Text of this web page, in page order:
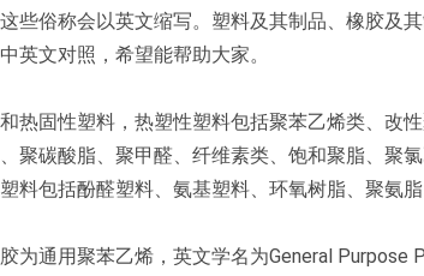
些俗称会以英文缩写。塑料及其制品、橡胶及
英文对照，希望能帮助大家。
热固性塑料，热塑性塑料包括聚苯乙烯类、改
聚碳酸脂、聚甲醛、纤维素类、饱和聚脂、聚
料包括酚醛塑料、氨基塑料、环氧树脂、聚氨脂
为通用聚苯乙烯，英文学名为General Purpose